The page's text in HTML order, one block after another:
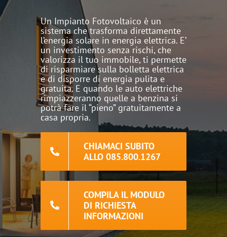
Un Impianto Fotovoltaico è un
sistema che trasforma direttamente
l’energia solare in energia elettrica. E’
un investimento senza rischi, che
valorizza il tuo immobile, ti permette
di risparmiare sulla bolletta elettrica
e di disporre di energia pulita e
gratuita. E quando le auto elettriche
rimpiazzeranno quelle a benzina si
potrà fare il “pieno” gratuitamente a
casa propria.
CHIAMACI SUBITO
ALLO 085.800.1267
COMPILA IL MODULO
DI RICHIESTA
INFORMAZIONI